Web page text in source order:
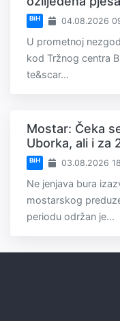
BiH 04.08.2026
U prometnoj
kod Tržnog centra
te&scar...
Mostar: Čeka
Uborka, ali i za
BiH 03.08.2026
Ne jenjava bura
mostarskog
periodu održan je...